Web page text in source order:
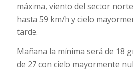
máxima, viento del sector
hasta 59 km/h y cielo
tarde.
Mañana la mínima será de 18
de 27 con cielo mayormente